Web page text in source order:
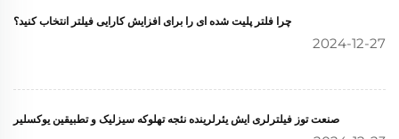
چرا فلتر پلیت شده ای را برای افزایش کارایی فیلتر انتخاب کنید؟
2024-12-27
صنعت توز فیلترلری ایش یئرلرینده نئجه تهلوکه سیزلیک و تطبیقین یوکسلیر